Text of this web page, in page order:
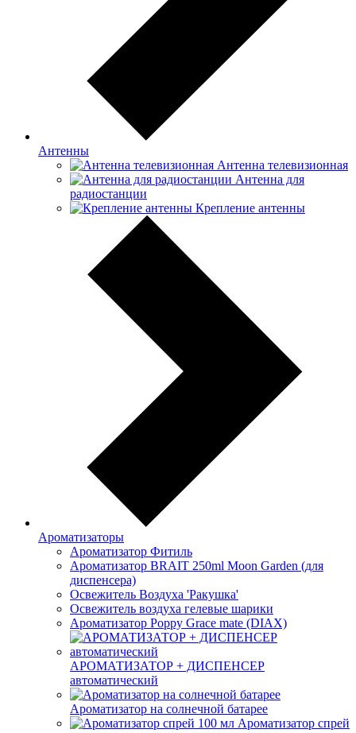
Антенны
Антенна телевизионная
Антенна для
радиостанции
Крепление антенны
Ароматизаторы
Ароматизатор Фитиль
Ароматизатор BRAIT 250ml Moon Garden (для
диспенсера)
Освежитель Воздуха 'Ракушка'
Освежитель воздуха гелевые шарики
Ароматизатор Poppy Grace mate (DIAX)
АРОМАТИЗАТОР + ДИСПЕНСЕР
автоматический
Ароматизатор на солнечной батарее
Ароматизатор спрей